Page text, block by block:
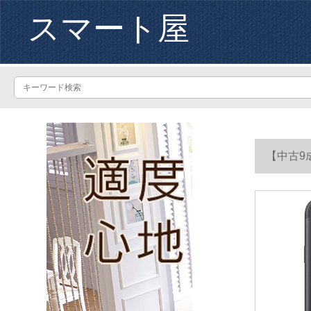
スマート屋
【中古